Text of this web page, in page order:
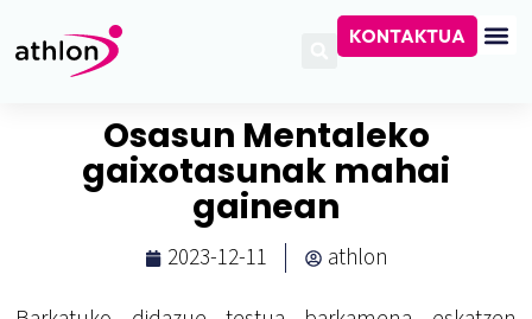
KONTAKTUA
Osasun Mentaleko
gaixotasunak mahai
gainean
2023-12-11
athlon